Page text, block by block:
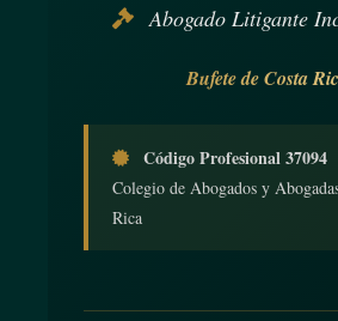
Abogado Litigante
Bufete de Costa
Código Profesional 37094
Colegio de Abogados y
Rica